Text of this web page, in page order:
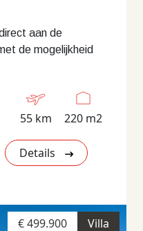
aan de
de mogelijkheid
55 km 220 m2
Details
Villa
€ 499.900